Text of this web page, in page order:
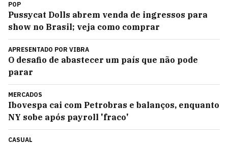
POP
Pussycat Dolls abrem venda de ingressos para
show no Brasil; veja como comprar
APRESENTADO POR VIBRA
O desafio de abastecer um país que não pode
parar
MERCADOS
Ibovespa cai com Petrobras e balanços, enquanto
NY sobe após payroll 'fraco'
CASUAL